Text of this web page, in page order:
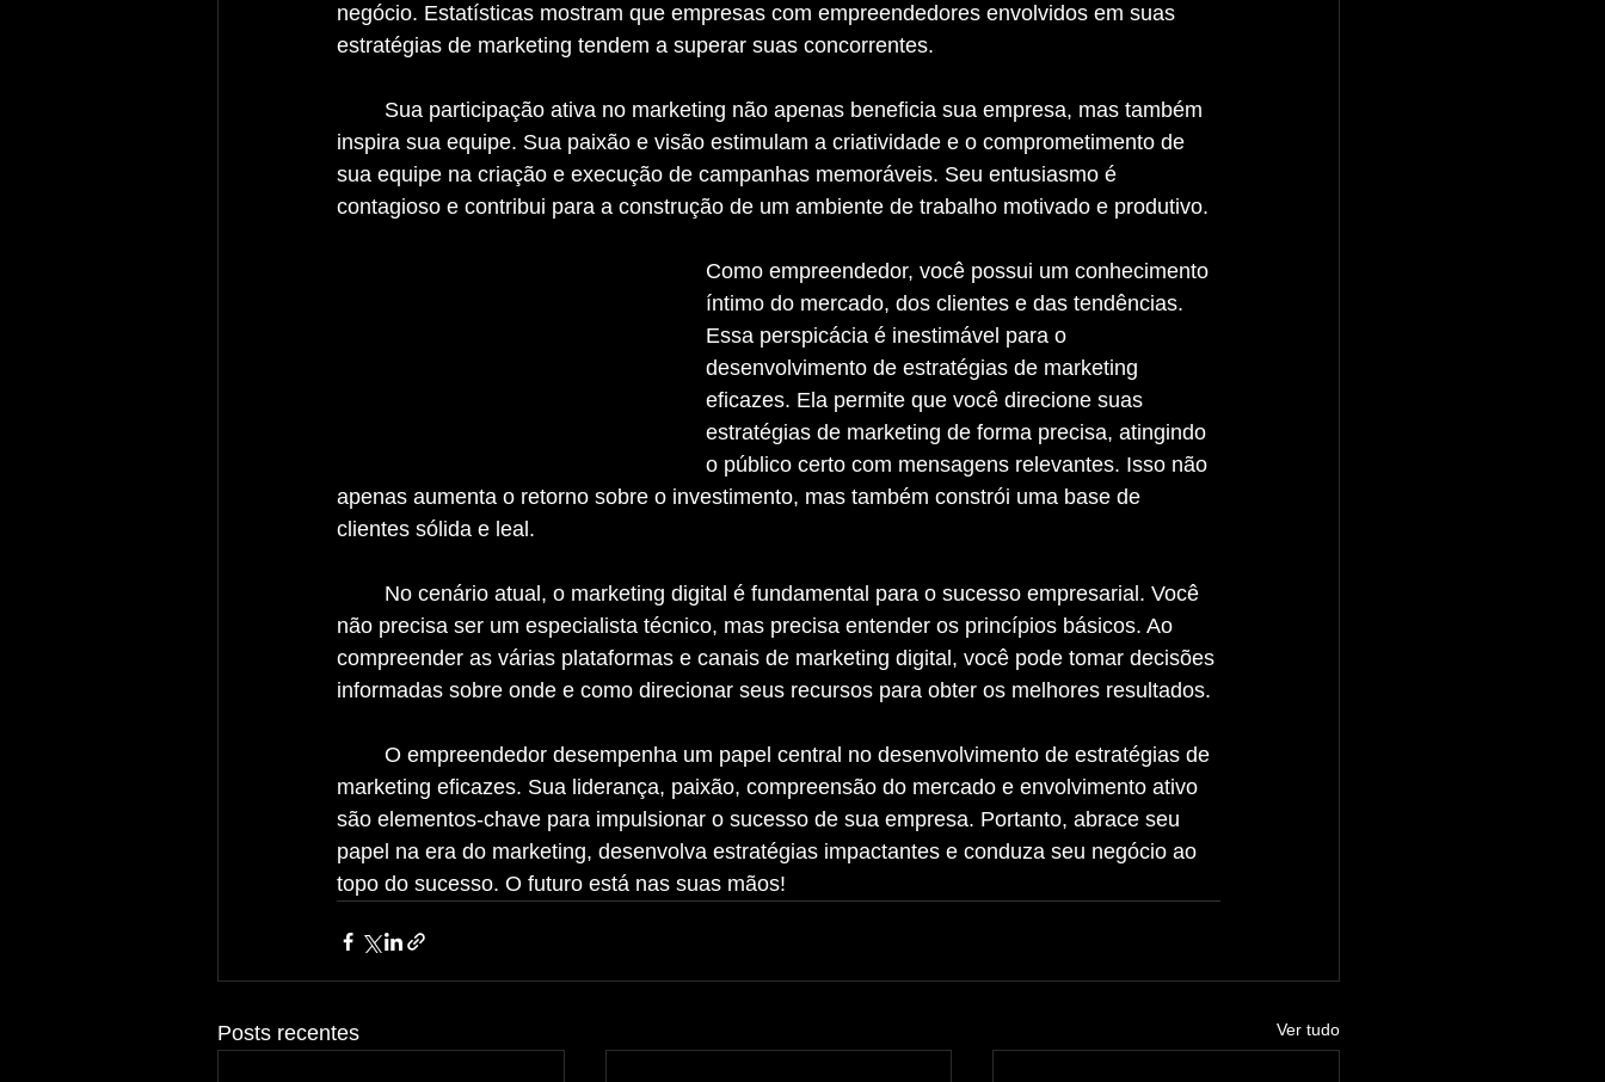
negócio. Estatísticas mostram que empresas com empreendedores envolvidos em suas
estratégias de marketing tendem a superar suas concorrentes.
inspira sua equipe. Sua paixão e visão estimulam a criatividade e o comprometimento de
sua equipe na criação e execução de campanhas memoráveis. Seu entusiasmo é
contagioso e contribui para a construção de um ambiente de trabalho motivado e produtivo.
Como empreendedor, você possui um conhecimento
íntimo do mercado, dos clientes e das tendências.
Essa perspicácia é inestimável para o
desenvolvimento de estratégias de marketing
eficazes. Ela permite que você direcione suas
estratégias de marketing de forma precisa, atingindo
o público certo com mensagens relevantes. Isso não
apenas aumenta o retorno sobre o investimento, mas também constrói uma base de
clientes sólida e leal.
não precisa ser um especialista técnico, mas precisa entender os princípios básicos. Ao
compreender as várias plataformas e canais de marketing digital, você pode tomar decisões
informadas sobre onde e como direcionar seus recursos para obter os melhores resultados.
marketing eficazes. Sua liderança, paixão, compreensão do mercado e envolvimento ativo
são elementos-chave para impulsionar o sucesso de sua empresa. Portanto, abrace seu
papel na era do marketing, desenvolva estratégias impactantes e conduza seu negócio ao
topo do sucesso. O futuro está nas suas mãos!
Posts recentes Ver tudo